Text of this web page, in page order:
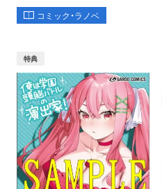
コミック・ラノベ
特典